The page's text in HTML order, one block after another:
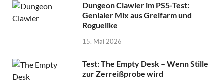
Dungeon Clawler im PS5-Test:
Genialer Mix aus Greifarm und
Roguelike
15. Mai 2026
Test: The Empty Desk – Wenn Stille
zur Zerreißprobe wird